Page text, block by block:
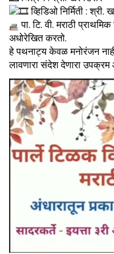
व्हिडिओ निर्मिती : श्री.
पा. टि. वी. मराठी
अधोरेखित करतो.
हे पथनाट्य केवळ मनोरंजन
लावणारा संदेश देणारा